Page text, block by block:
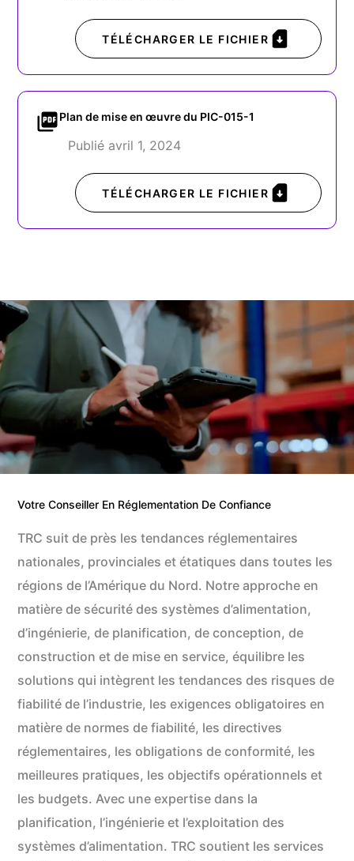
TÉLÉCHARGER LE FICHIER
Plan de mise en œuvre du PIC-015-1
Publié avril 1, 2024
TÉLÉCHARGER LE FICHIER
Votre Conseiller En Réglementation De Confiance
TRC suit de près les tendances réglementaires
nationales, provinciales et étatiques dans toutes les
régions de l’Amérique du Nord. Notre approche en
matière de sécurité des systèmes d’alimentation,
d’ingénierie, de planification, de conception, de
construction et de mise en service, équilibre les
solutions qui intègrent les tendances des risques de
fiabilité de l’industrie, les exigences obligatoires en
matière de normes de fiabilité, les directives
réglementaires, les obligations de conformité, les
meilleures pratiques, les objectifs opérationnels et
les budgets. Avec une expertise dans la
planification, l’ingénierie et l’exploitation des
systèmes d’alimentation. TRC soutient les services